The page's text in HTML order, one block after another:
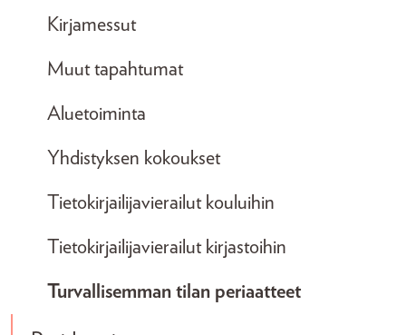
Kirjamessut
Muut tapahtumat
Aluetoiminta
Yhdistyksen kokoukset
Tietokirjailijavierailut kouluihin
Tietokirjailijavierailut kirjastoihin
Turvallisemman tilan periaatteet